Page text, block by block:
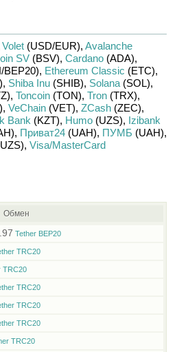
Volet(USD/EUR), Avalanche
SV(BSV), Cardano(ADA),
BEP20), Ethereum Classic (ETC),
, Shiba Inu(SHIB), Solana(SOL),
, Toncoin(TON), Tron(TRX),
, VeChain(VET), ZCash(ZEC),
Bank (KZT), Humo(UZS), Izibank
, Приват24(UAH), ПУМБ (UAH),
, Visa/MasterCard
Обмен
Tether BEP20
TRC20
TRC20
TRC20
TRC20
TRC20
TRC20